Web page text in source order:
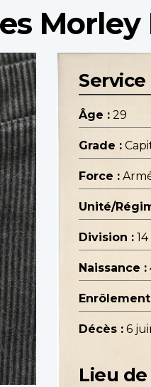
Morley
Âge : 29
Grade :
Force :
Unité/
Division :
Naissance :
Décès : 6
Lieu